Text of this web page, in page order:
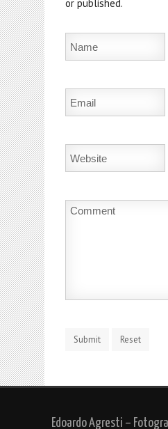
or published.
Edoardo Agresti –